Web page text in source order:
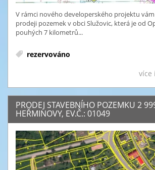
V rámci nového developerského projektu
prodeji pozemek v obci Služovic, která je od
pouhých 7 kilometrů...
rezervováno
více
PRODEJ STAVEBNÍHO POZEMKU 2
HEŘMINOVY, EV.Č.: 01049